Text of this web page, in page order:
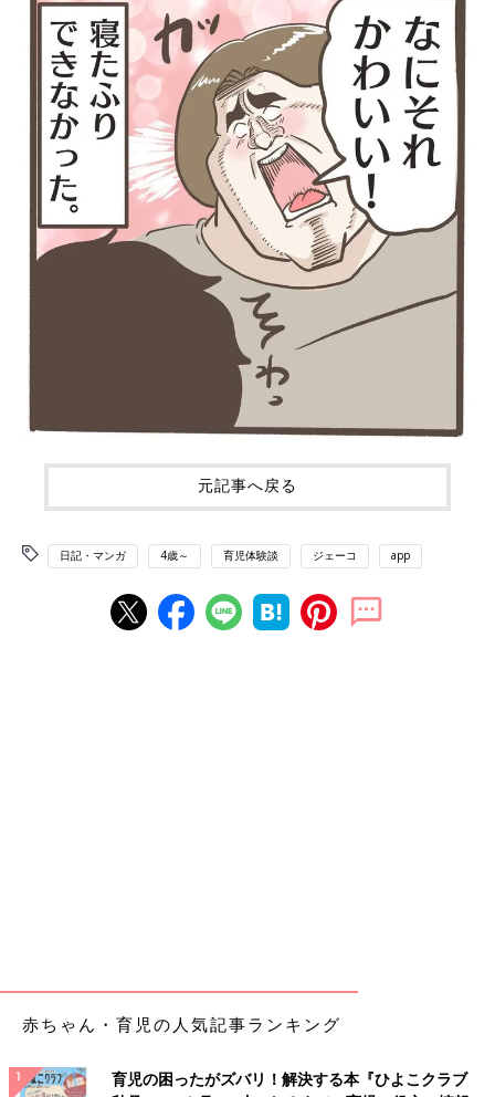
元記事へ戻る
日記・マンガ 4歳～ 育児体験談 ジェーコ app
赤ちゃん・育児の人気記事ランキング
育児の困ったがズバリ！解決する本『ひよこクラブ